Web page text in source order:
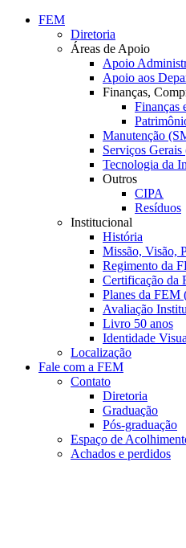
Conteúdo principal
FEM
Diretoria
Áreas de Apoio
Apoio
Apoio aos
Finanças,
Finanças
Manutenção
Serviços Gerais
Tecnologia da
Outros
CIPA
Resíduos
Institucional
História
Missão, Visão,
Regimento da
Certificação da
Planes da FEM
Avaliação
Livro 50 anos
Identidade
Localização
Fale com a FEM
Contato
Diretoria
Graduação
Pós-graduação
Espaço de
Achados e perdidos